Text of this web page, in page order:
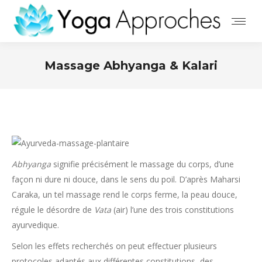
Massage Abhyanga & Kalari
Abhyanga signifie précisément le massage du corps, d’une
façon ni dure ni douce, dans le sens du poil. D’après Maharsi
Caraka, un tel massage rend le corps ferme, la peau douce,
régule le désordre de Vata (air) l’une des trois constitutions
ayurvedique.
Selon les effets recherchés on peut effectuer plusieurs